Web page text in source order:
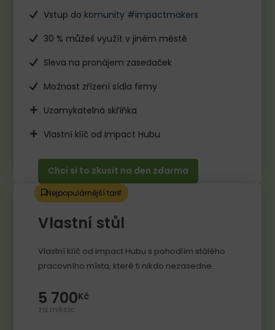
Vstup do komunity #impactmakers
30 % můžeš využít v jiném městě
Sleva na pronájem zasedaček
Možnost zřízení sídla firmy
Uzamykatelná skříňka
Vlastní klíč od Impact Hubu
Chci si to zkusit na den zdarma
Nejpopulárnější tarif
Vlastní stůl
Vlastní klíč od Impact Hubu s pohodlím stálého
pracovního místa, které ti nikdo nezasedne.​
5 700Kč
za měsíc